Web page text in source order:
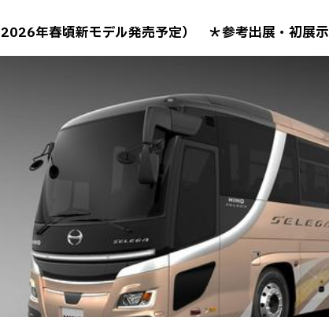
年春頃新モデル発売予定） ＊参考出展・初展示